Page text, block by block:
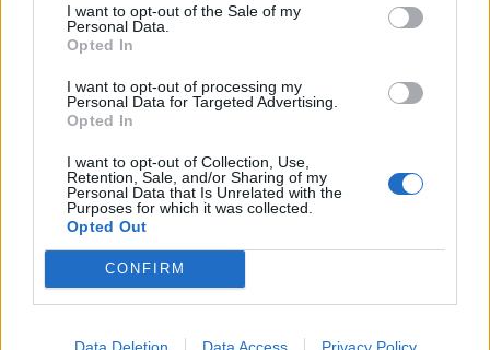
I want to opt-out of the Sale of my
Personal Data.
Opted In
I want to opt-out of processing my
Personal Data for Targeted Advertising.
Opted In
I want to opt-out of Collection, Use,
Retention, Sale, and/or Sharing of my
Personal Data that Is Unrelated with the
Purposes for which it was collected.
Opted Out
CONFIRM
Data Deletion Data Access Privacy Policy
ΕΡΓΑΣΙΑ & ΣΥΝΤΑΞΗ
Διορισμοί εκπαιδευτικών 2026: Πότε
προσέξουν οι υποψήφιοι
Έως την επόμενη Δευτέρα, 10 Αυγούστου, μπορούν οι υποψήφιοι
εκπαιδευτικοί να υποβάλουν μέσω του ΟΠΣΥΔ τη δήλωση με τις
περιοχές που προτιμούν για τους 5.487 μόνιμους διορισμούς στην
Πρωτοβάθμια και τη Δευτεροβάθμια Εκπαίδευση.
NEWSROOM/06 Αυγ 2026